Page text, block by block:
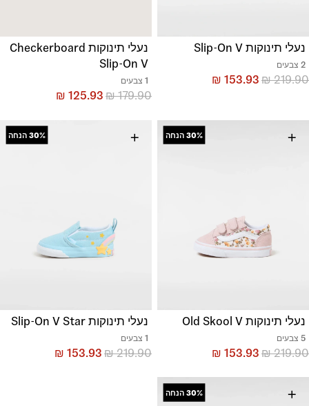
נעלי תינוקות Slip-On V
2 צבעים
₪219.90
₪ 153.93
נעלי תינוקות Checkerboard
Slip-On V
1 צבעים
₪179.90
₪ 125.93
+
30% הנחה
נעלי תינוקות Old Skool V
5 צבעים
₪219.90
₪ 153.93
+
30% הנחה
נעלי תינוקות Slip-On V Star
1 צבעים
₪219.90
₪ 153.93
+
30% הנחה